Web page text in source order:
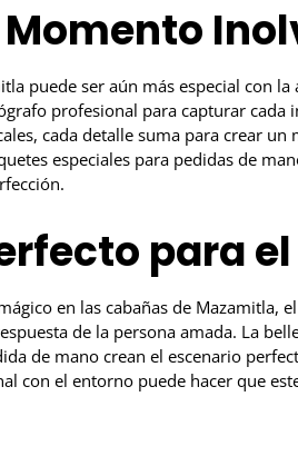
puede ser aún más especial con
profesional para capturar cada
cada detalle suma para crear un
especiales para pedidas de
para el
en las cabañas de Mazamitla,
de la persona amada. La
de mano crean el escenario
con el entorno puede hacer que